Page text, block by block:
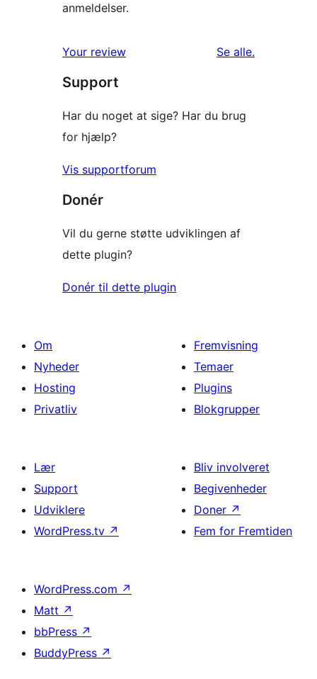
anmeldelser.
Your review Se alleanmeldelser
.
Support
Har du noget at sige? Har du brug
for hjælp?
Vis supportforum
Donér
Vil du gerne støtte udviklingen af
dette plugin?
Donér til dette plugin
Om
Nyheder
Hosting
Privatliv
Fremvisning
Temaer
Plugins
Blokgrupper
Lær
Support
Udviklere
WordPress.tv ↗
Bliv involveret
Begivenheder
Doner ↗
Fem for Fremtiden
WordPress.com ↗
Matt ↗
bbPress ↗
BuddyPress ↗